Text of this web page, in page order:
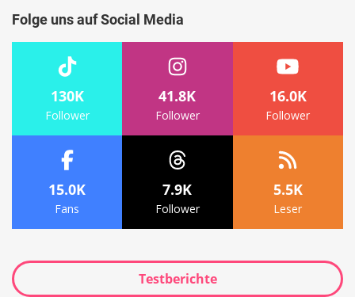
Folge uns auf Social Media
130K
Follower
41.8K
Follower
16.0K
Follower
15.0K
Fans
7.9K
Follower
5.5K
Leser
Testberichte